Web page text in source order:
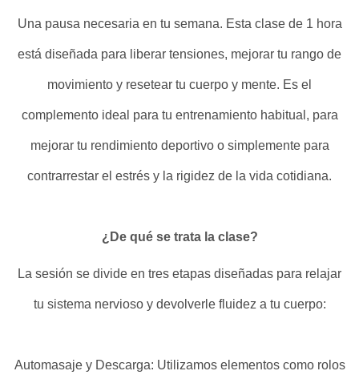
Una pausa necesaria en tu semana. Esta clase de 1 hora
está diseñada para liberar tensiones, mejorar tu rango de
movimiento y resetear tu cuerpo y mente. Es el
complemento ideal para tu entrenamiento habitual, para
mejorar tu rendimiento deportivo o simplemente para
contrarrestar el estrés y la rigidez de la vida cotidiana.
¿De qué se trata la clase?
La sesión se divide en tres etapas diseñadas para relajar
tu sistema nervioso y devolverle fluidez a tu cuerpo:
Automasaje y Descarga: Utilizamos elementos como rolos